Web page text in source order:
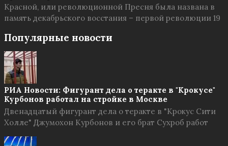
Красной, или революционной Пресня была названа в
память декабрьского восстания – первой революции 19
Популярные новости
РИА Новости: Фигурант дела о теракте в "Крокусе"
Курбонов работал на стройке в Москве
Двенадцатый фигурант дела о теракте в "Крокус Сити
Холле" Джумохон Курбонов и его брат Сухроб работ